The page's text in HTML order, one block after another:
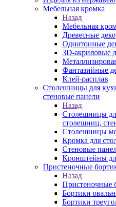
Мебельная кромка
Назад
Мебельная
Древесные
Однотонные
3D-акриловые
Фантазийные
Клей-расплав
Столешницы для
стеновые панели
Назад
Столешницы
столешниц,
Столешницы
Кромка для
Стеновые
Кронштейны
Пристеночные
Назад
Пристеночные
Бортики
Бортики